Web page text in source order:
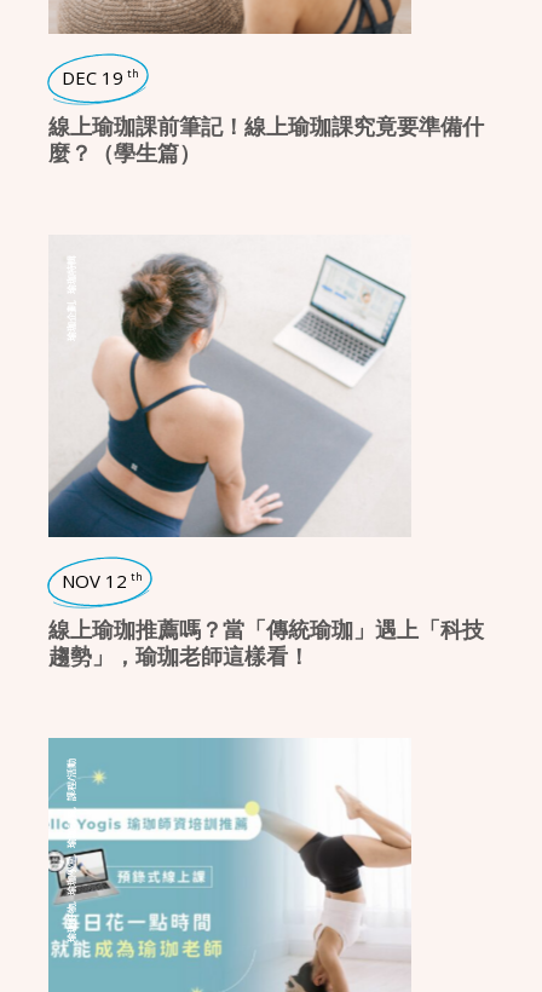
DEC 19 th
線上瑜珈課前筆記！線上瑜珈課究竟要準備什
麼？（學生篇）
瑜珈企劃
NOV 12 th
線上瑜珈推薦嗎？當「傳統瑜珈」遇上「科技
趨勢」，瑜珈老師這樣看！
瑜珈好物
瑜珈學堂
瑜珈師資
課程/活動